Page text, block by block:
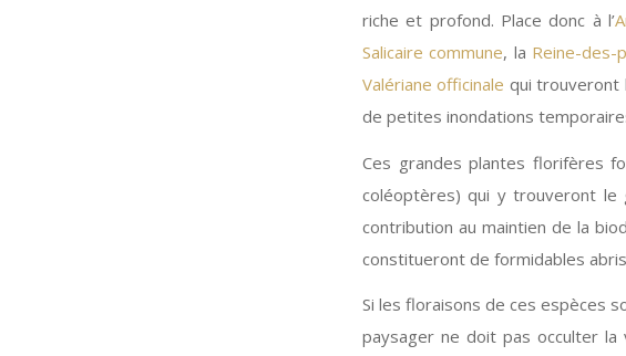
riche et profond. Place donc à l’
Salicaire commune, la Reine-des-
Valériane officinale qui trouveront
de petites inondations
Ces grandes plantes florifères
coléoptères) qui y trouveront le
contribution au maintien de la
constitueront de formidables
Si les floraisons de ces espèces
paysager ne doit pas occulter la